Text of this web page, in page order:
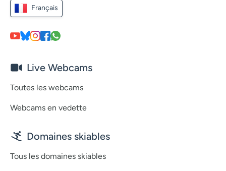
Français
Live Webcams
Toutes les webcams
Webcams en vedette
Domaines skiables
Tous les domaines skiables